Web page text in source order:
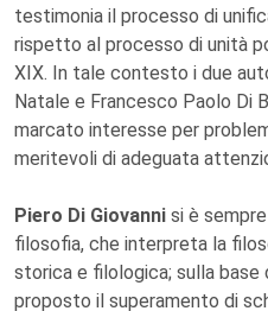
testimonia il processo di
rispetto al processo di unità
XIX. In tale contesto i due
Natale e Francesco Paolo Di
marcato interesse per
meritevoli di adeguata
Piero Di Giovanni si è
filosofia, che interpreta la
storica e filologica; sulla base
proposto il superamento di